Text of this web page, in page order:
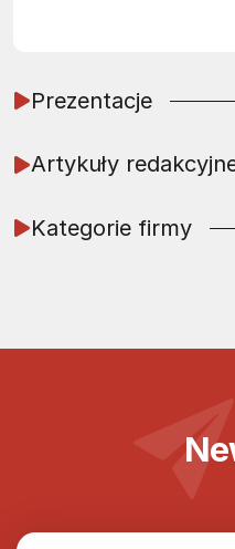
Prezentacje
Artykuły
Kategorie firmy